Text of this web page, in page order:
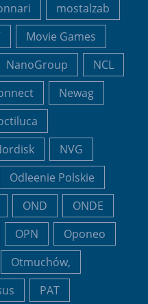
mostalzab
Movie Games
NanoGroup
NCL
Newag
NVG
Odleenie Polskie
OND
ONDE
OPN
Oponeo
Otmuchów,
PAT